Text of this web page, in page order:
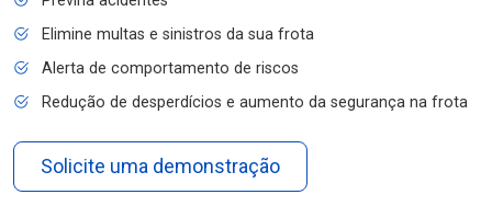
Elimine multas e sinistros da sua frota
Alerta de comportamento de riscos
Redução de desperdícios e aumento da segurança na frota
Solicite uma demonstração